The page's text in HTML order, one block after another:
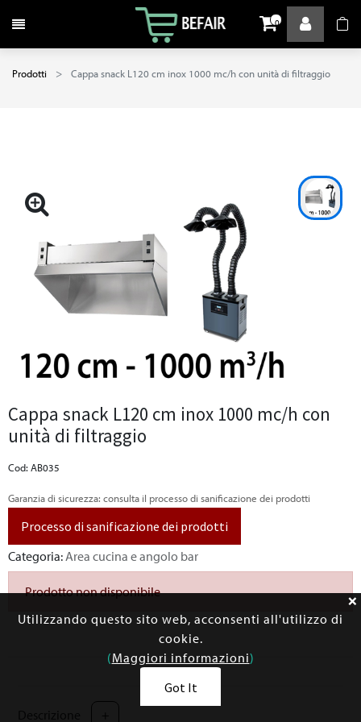
Attiva / disattiva la navigazione 0
Prodotti Cappa snack L120 cm inox 1000 mc/h con unità di filtraggio
Cappa snack L120 cm inox 1000 mc/h con
unità di filtraggio
Cod: AB035
Garanzia di sicurezza: consulta il processo di sanificazione dei prodotti
Processo di sanificazione dei prodotti
Categoria:Area cucina e angolo bar
Prodotto non disponibile
+
Utilizzando questo sito web, acconsenti all'utilizzo di
cookie.
(Maggiori informazioni)
Got It